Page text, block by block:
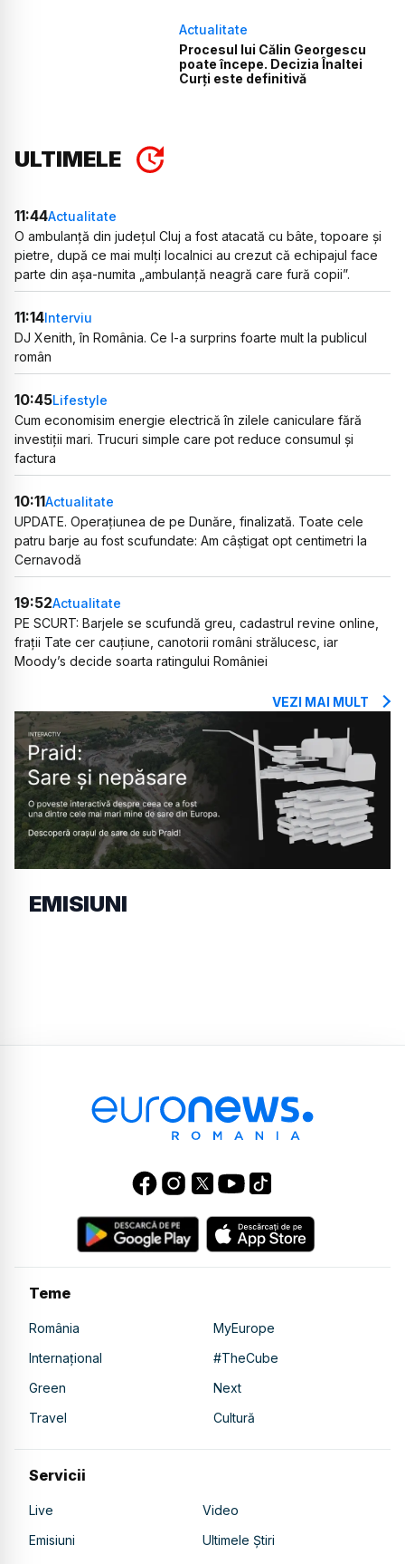
Actualitate
Procesul lui Călin Georgescu
poate începe. Decizia Înaltei
Curți este definitivă
ULTIMELE
11:44Actualitate
O ambulanță din județul Cluj a fost atacată cu bâte, topoare și
pietre, după ce mai mulți localnici au crezut că echipajul face
parte din așa-numita „ambulanță neagră care fură copii”.
11:14Interviu
DJ Xenith, în România. Ce l-a surprins foarte mult la publicul
român
10:45Lifestyle
Cum economisim energie electrică în zilele caniculare fără
investiții mari. Trucuri simple care pot reduce consumul și
factura
10:11Actualitate
UPDATE. Operațiunea de pe Dunăre, finalizată. Toate cele
patru barje au fost scufundate: Am câștigat opt centimetri la
Cernavodă
19:52Actualitate
PE SCURT: Barjele se scufundă greu, cadastrul revine online,
frații Tate cer cauțiune, canotorii români strălucesc, iar
Moody’s decide soarta ratingului României
VEZI MAI MULT
EMISIUNI
Teme
România
MyEurope
Internațional
#TheCube
Green
Next
Travel
Cultură
Servicii
Live
Video
Emisiuni
Ultimele Știri